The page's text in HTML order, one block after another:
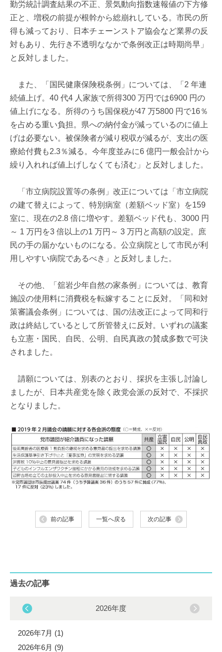
勤労統計調査結果の不正、景気動向指数速報値の下方修
正と、増税の前提が根幹から総崩れしている。市民の所
得も減っており、日本チェーンストア協会など業界の反
対もあり、先行き不透明ななかで条例改正は時期尚早」
と反対しました。
また、「国民健康保険税条例」については、「2 年連
続値上げ。40 代4 人家族で所得300 万円では6900 円の
値上げになる。所得のうち国保税が47 万5800 円で16％
を占める重い負担。県への納付金が減っているのに値上
げは必要ない。被保険者が減り税収が減るが、支出の医
療給付費も2.3％減る。今年度並みに6 億円一般会計から
繰り入れれば値上げしなくても済む」と反対しました。
「市立病院設置等の条例」改正については「市立病院
の建て替えによって、特別病室（差額ベッド室）を159
室に、現在の2.8 倍に増やす。差額ベッド代も、3000 円
～ 1 万円を3 倍以上の1 万円～ 3 万円と高額の設定。庶
民の手の届かないものになる。公立病院として市民が利
用しやすい病院であるべき」と反対しました。
その他、「舘岩少年自然の家条例」については、教育
施設の使用料に消費税を転嫁することに反対。「同和対
策審議会条例」については、国の法改正によって同和行
政は終結しているとして所管替えに反対。いずれの議案
も立憲・国民、自民、公明、自民真政の賛成多数で可決
されました。
請願については、別表のとおり、採択を主張し討論し
ましたが、日本共産党を除く政党会派の反対で、不採択
となりました。
前の記事 一覧へ戻る 次の記事
過去の記事
2026年度
2026年7月 (1)
2026年6月 (9)